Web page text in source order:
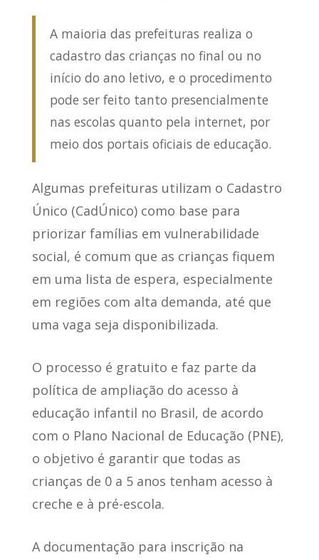
A maioria das prefeituras realiza o
cadastro das crianças no final ou no
início do ano letivo, e o procedimento
pode ser feito tanto presencialmente
nas escolas quanto pela internet, por
meio dos portais oficiais de educação.
Algumas prefeituras utilizam o Cadastro
Único (CadÚnico) como base para
priorizar famílias em vulnerabilidade
social, é comum que as crianças fiquem
em uma lista de espera, especialmente
em regiões com alta demanda, até que
uma vaga seja disponibilizada.
O processo é gratuito e faz parte da
política de ampliação do acesso à
educação infantil no Brasil, de acordo
com o Plano Nacional de Educação (PNE),
o objetivo é garantir que todas as
crianças de 0 a 5 anos tenham acesso à
creche e à pré-escola.
A documentação para inscrição na